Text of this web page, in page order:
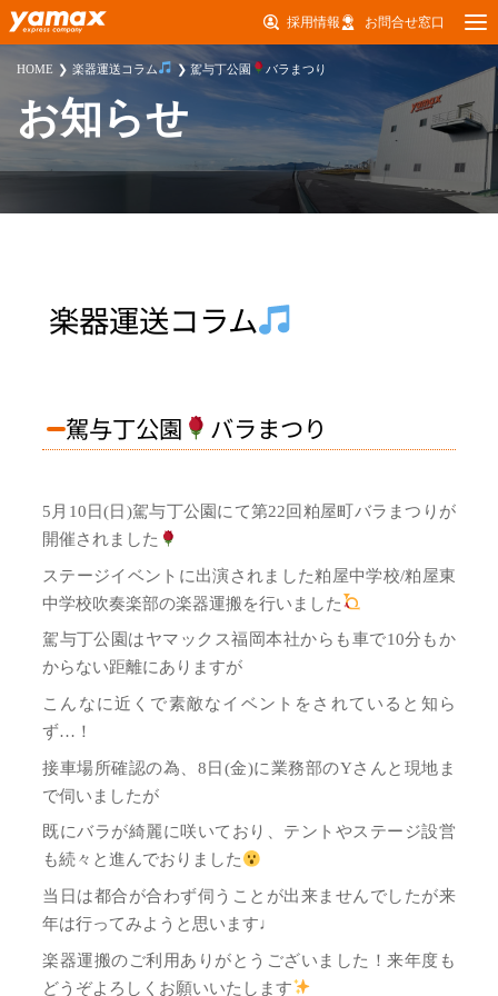
採用情報 お問合せ窓口
HOME 楽器運送コラム 駕与丁公園 バラまつり
お知らせ
楽器運送コラム
駕与丁公園 バラまつり
5月10日(日)駕与丁公園にて第22回粕屋町バラまつりが
開催されました
ステージイベントに出演されました粕屋中学校/粕屋東
中学校吹奏楽部の楽器運搬を行いました
駕与丁公園はヤマックス福岡本社からも車で10分もか
からない距離にありますが
こんなに近くで素敵なイベントをされていると知ら
ず…！
接車場所確認の為、8日(金)に業務部のYさんと現地ま
で伺いましたが
既にバラが綺麗に咲いており、テントやステージ設営
も続々と進んでおりました
当日は都合が合わず伺うことが出来ませんでしたが来
年は行ってみようと思います♩
楽器運搬のご利用ありがとうございました！来年度も
どうぞよろしくお願いいたします